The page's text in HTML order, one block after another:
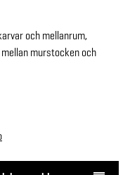
och mellanrum,
murstocken och